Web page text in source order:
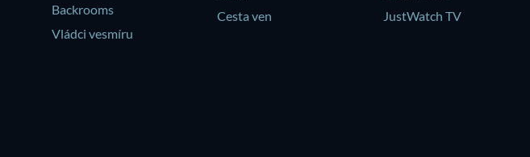
Backrooms
Vládci vesmíru
Cesta ven
JustWatch TV